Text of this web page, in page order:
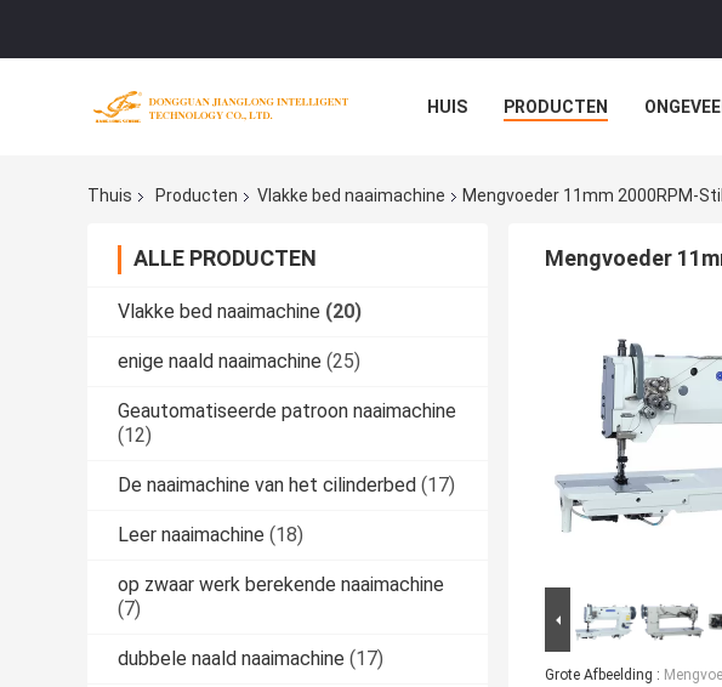
HUIS PRODUCTEN
Thuis Producten Vlakke bed naaimachine Mengvoeder 11mm 2000RPM-
ALLE PRODUCTEN
Vlakke bed naaimachine (20)
enige naald naaimachine (25)
Geautomatiseerde patroon naaimachine
(12)
De naaimachine van het cilinderbed (17)
Leer naaimachine (18)
op zwaar werk berekende naaimachine
(7)
dubbele naald naaimachine (17)
Mengvoeder
Grote Afbeelding :